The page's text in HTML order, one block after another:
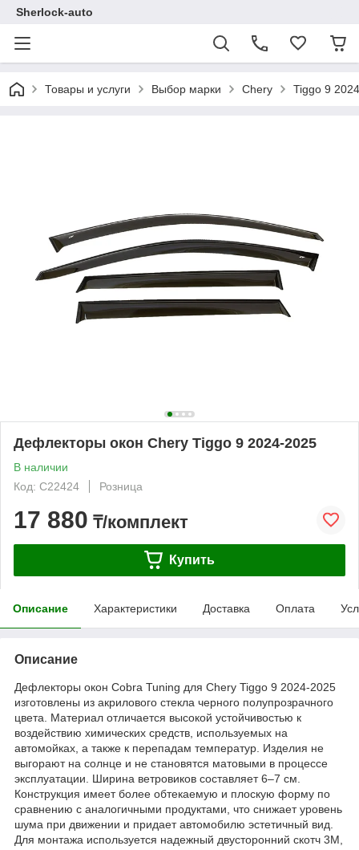
Sherlock-auto
Товары и услуги Выбор марки Chery Tiggo 9
Дефлекторы окон Chery Tiggo 9 2024-2025
В наличии
Код: C22424
Розница
17 880 ₸/комплект
Купить
Описание Характеристики Доставка Оплата
Описание
Дефлекторы окон Cobra Tuning для Chery Tiggo 9 2024-2025
изготовлены из акрилового стекла черного полупрозрачного
цвета. Материал отличается высокой устойчивостью к
воздействию химических средств, используемых на
автомойках, а также к перепадам температур. Изделия не
выгорают на солнце и не становятся матовыми в процессе
эксплуатации. Ширина ветровиков составляет 6–7 см.
Конструкция имеет более обтекаемую и плоскую форму по
сравнению с аналогичными продуктами, что снижает уровень
шума при движении и придает автомобилю эстетичный вид.
Для монтажа используется надежный двусторонний скотч 3М,